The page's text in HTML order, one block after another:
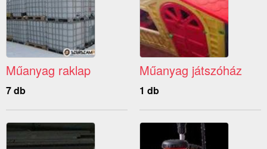
Műanyag raklap
7 db
Műanyag játszóház
1 db